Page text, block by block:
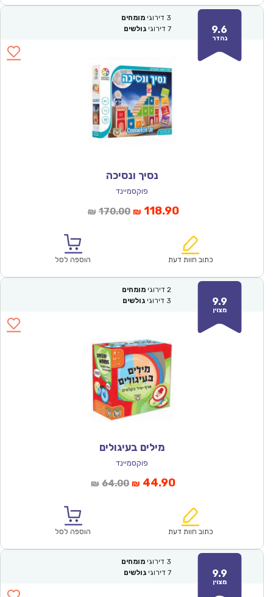
9.6
נהדר
3 דירוגי מומחים
7 דירוגי גולשים
נסיך ונסיכה
פוקסמיינד
₪ 170.00המחיר
₪170.00.
₪ 118.90המחיר
הוא:
כתוב חוות דעת הוספה לסל
9.9
מצוין
2 דירוגי מומחים
3 דירוגי גולשים
מילים בעיגולים
פוקסמיינד
₪ 64.00המחיר
₪64.00.
₪ 44.90המחיר
הוא:
כתוב חוות דעת הוספה לסל
9.9
מצוין
3 דירוגי מומחים
7 דירוגי גולשים